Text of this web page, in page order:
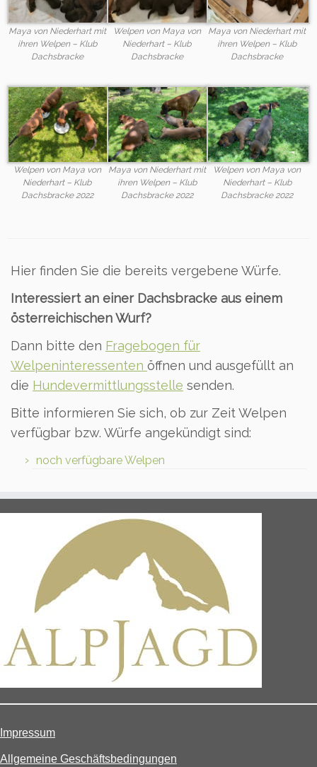
Maya von Niederhart mit
ihren Welpen – Klub
Dachsbracke
Welpen von Maya von
Niederhart – Klub
Dachsbracke
Maya von Niederhart mit
ihren Welpen – Klub
Dachsbracke
Welpen von Maya von
Niederhart – Klub
Dachsbracke 2022
Maya von Niederhart mit
ihren Welpen – Klub
Dachsbracke 2022
Welpen von Maya von
Niederhart – Klub
Dachsbracke 2022
Hier finden Sie die bereits vergebene Würfe.
Interessiert an einer Dachsbracke aus einem
österreichischen Wurf?
Dann bitte den Fragebogen für
Welpeninteressenten öffnen und ausgefüllt an
die Hundevermittlungsstelle senden.
Bitte informieren Sie sich, ob zur Zeit Welpen
verfügbar bzw. Würfe angekündigt sind:
noch verfügbare Welpen
Impressum
Allgemeine Geschäftsbedingungen